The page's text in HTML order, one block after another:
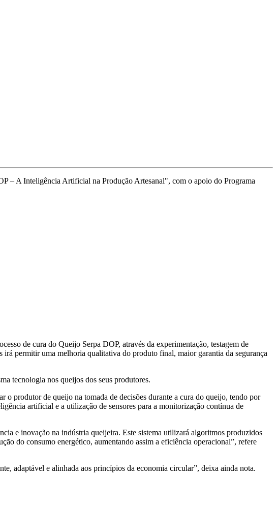
– A Inteligência Artificial na Produção Artesanal", com o apoio do Programa
de cura do Queijo Serpa DOP, através da experimentação, testagem de
irá permitir uma melhoria qualitativa do produto final, maior garantia da segurança
tecnologia nos queijos dos seus produtores.
produtor de queijo na tomada de decisões durante a cura do queijo, tendo por
artificial e a utilização de sensores para a monitorização contínua de
e inovação na indústria queijeira. Este sistema utilizará algoritmos produzidos
do consumo energético, aumentando assim a eficiência operacional”, refere
adaptável e alinhada aos princípios da economia circular”, deixa ainda nota.